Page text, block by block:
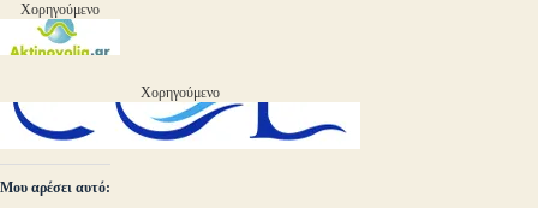
Χορηγούμενο
Χορηγούμενο
Μου αρέσει αυτό: